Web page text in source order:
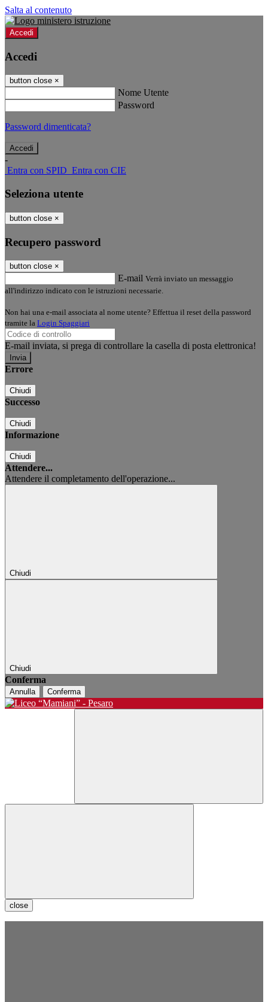
Salta al contenuto
Accedi
Accedi
button close ×
Nome Utente
Password
Password dimenticata?
-
Entra con SPID Entra con CIE
Seleziona utente
button close ×
Recupero password
button close ×
E-mail Verrà inviato un messaggio
all'indirizzo indicato con le istruzioni necessarie.
Non hai una e-mail associata al nome utente? Effettua il reset della password
tramite la Login Spaggiari
E-mail inviata, si prega di controllare la casella di posta elettronica!
Errore
Chiudi
Successo
Chiudi
Informazione
Chiudi
Attendere...
Attendere il completamento dell'operazione...
Chiudi
Chiudi
Conferma
Annulla Conferma
close